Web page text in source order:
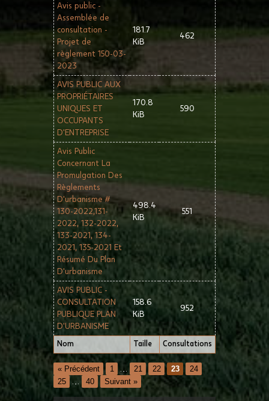
Nom Taille Consultations
Avis public -
Assemblée de
consultation -
Projet de
règlement 150-03-
2023
181.7
KiB
462
AVIS PUBLIC AUX
PROPRIÉTAIRES
UNIQUES ET
OCCUPANTS
D'ENTREPRISE
170.8
KiB
590
Avis Public
Concernant La
Promulgation Des
Règlements
D'urbanisme #
130-2022,131-
2022, 132-2022,
133-2021, 134-
2021, 135-2021 Et
Résumé Du Plan
D'urbanisme
498.4
KiB
551
AVIS PUBLIC -
CONSULTATION
PUBLIQUE PLAN
D'URBANISME
158.6
KiB
952
« Précédent 1 … 21 22 23
24
25
… 40 Suivant »